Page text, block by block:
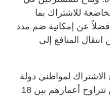
للاشتراك بما
عن إمكانية ضم مدد
المنافع إلى
الاشتراك لمواطني دولة
الإمارات العربية المتحدة ممن تتراوح أعمارهم بين 18